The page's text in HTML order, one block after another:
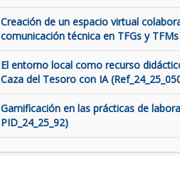
Creación de un espacio virtual
comunicación técnica en TFGs y
El entorno local como recurso
Caza del Tesoro con IA
Gamificación en las prácticas de
PID_24_25_92)